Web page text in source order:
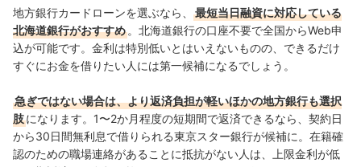
地方銀行カードローンを選ぶなら、
最短当日融資に対応している
北海道銀行がおすすめ 。北海道銀行の口座不要で全国からWeb申
込が可能です。金利は特別低いとはいえないものの、できるだけ
すぐにお金を借りたい人には第一候補になるでしょう。
急ぎではない場合は、より返済負担が軽いほかの地方銀行も選択
肢になります。1〜2か月程度の短期間で返済できるなら、契約日
から30日間無利息で借りられる東京スター銀行が候補に。在籍確
認のための職場連絡があることに抵抗がない人は、上限金利が低